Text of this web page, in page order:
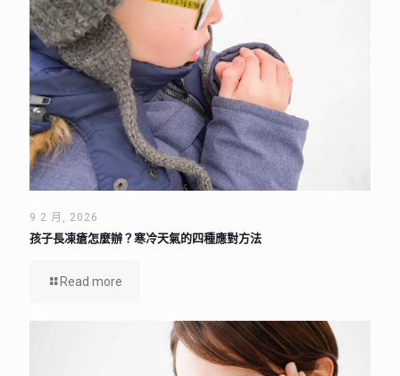
9 2 月, 2026
孩子長凍瘡怎麼辦？寒冷天氣的四種應對方法
Read more